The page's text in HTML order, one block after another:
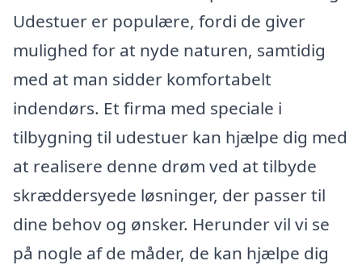
Udestuer er populære, fordi de giver
mulighed for at nyde naturen, samtidig
med at man sidder komfortabelt
indendørs. Et firma med speciale i
tilbygning til udestuer kan hjælpe dig med
at realisere denne drøm ved at tilbyde
skræddersyede løsninger, der passer til
dine behov og ønsker. Herunder vil vi se
på nogle af de måder, de kan hjælpe dig